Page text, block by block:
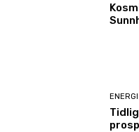
ENERGI